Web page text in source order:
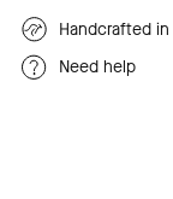
Handcrafted in
Need help